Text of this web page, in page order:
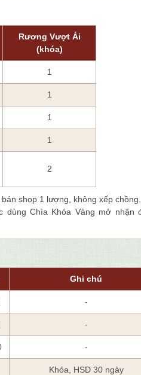
Rương Vượt Ải
(khóa)
1
1
1
1
2
shop 1 lượng, không xếp chồng.
dùng Chìa Khóa Vàng mở nhận
Ghi chú
-
-
-
Khóa, HSD 30 ngày